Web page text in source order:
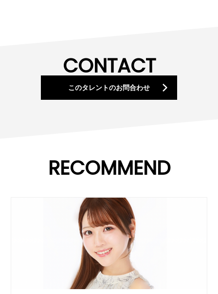
CONTACT
このタレントのお問合わせ
RECOMMEND